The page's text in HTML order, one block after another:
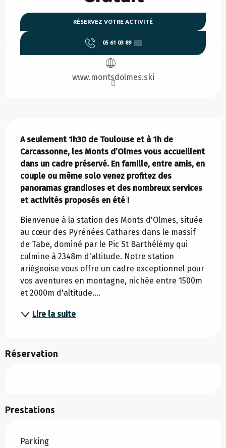
RÉSERVEZ VOTRE ACTIVITÉ
05 61 03 89 ▒▒
www.montsdolmes.ski
A seulement 1h30 de Toulouse et à 1h de
Carcassonne, les Monts d’Olmes vous accueillent
dans un cadre préservé. En famille, entre amis, en
couple ou même solo venez profitez des
panoramas grandioses et des nombreux services
et activités proposés en été !
Bienvenue à la station des Monts d'Olmes, située
au cœur des Pyrénées Cathares dans le massif
de Tabe, dominé par le Pic St Barthélémy qui
culmine à 2348m d'altitude. Notre station
ariégeoise vous offre un cadre exceptionnel pour
vos aventures en montagne, nichée entre 1500m
et 2000m d'altitude....
Lire la suite
Réservation
Prestations
Parking